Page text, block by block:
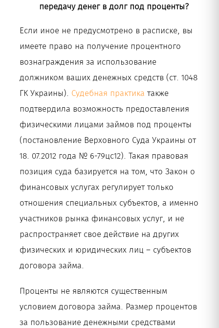
передачу денег в долг под проценты?
Если иное не предусмотрено в расписке, вы
имеете право на получение процентного
вознаграждения за использование
должником ваших денежных средств (ст. 1048
ГК Украины). Судебная практика также
подтвердила возможность предоставления
физическими лицами займов под проценты
(постановление Верховного Суда Украины от
18. 07.2012 года № 6-79цс12). Такая правовая
позиция суда базируется на том, что Закон о
финансовых услугах регулирует только
отношения специальных субъектов, а именно
участников рынка финансовых услуг, и не
распространяет свое действие на других
физических и юридических лиц – субъектов
договора займа.
Проценты не являются существенным
условием договора займа. Размер процентов
за пользование денежными средствами